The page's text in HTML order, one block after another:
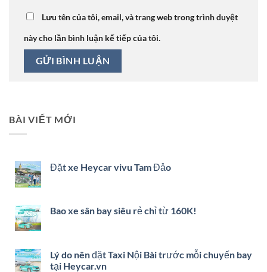
Lưu tên của tôi, email, và trang web trong trình duyệt
này cho lần bình luận kế tiếp của tôi.
BÀI VIẾT MỚI
Đặt xe Heycar vivu Tam Đảo
Bao xe sân bay siêu rẻ chỉ từ 160K!
Lý do nên đặt Taxi Nội Bài trước mỗi chuyến bay
tại Heycar.vn